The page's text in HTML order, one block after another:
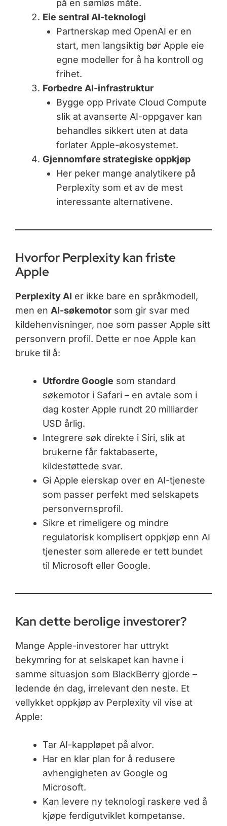
på en sømløs måte.
Eie sentral AI-teknologi
Partnerskap med OpenAI er en
start, men langsiktig bør Apple eie
egne modeller for å ha kontroll og
frihet.
Forbedre AI-infrastruktur
Bygge opp Private Cloud Compute
slik at avanserte AI-oppgaver kan
behandles sikkert uten at data
forlater Apple-økosystemet.
Gjennomføre strategiske oppkjøp
Her peker mange analytikere på
Perplexity som et av de mest
interessante alternativene.
Hvorfor Perplexity kan friste
Apple
Perplexity AI er ikke bare en språkmodell,
men en AI-søkemotorsom gir svar med
kildehenvisninger, noe som passer Apple sitt
personvern profil. Dette er noe Apple kan
bruke til å:
Utfordre Google som standard
søkemotor i Safari – en avtale som i
dag koster Apple rundt 20 milliarder
USD årlig.
Integrere søk direkte i Siri, slik at
brukerne får faktabaserte,
kildestøttede svar.
Gi Apple eierskap over en AI-tjeneste
som passer perfekt med selskapets
personvernsprofil.
Sikre et rimeligere og mindre
regulatorisk komplisert oppkjøp enn AI
tjenester som allerede er tett bundet
til Microsoft eller Google.
Kan dette berolige investorer?
Mange Apple-investorer har uttrykt
bekymring for at selskapet kan havne i
samme situasjon som BlackBerry gjorde –
ledende én dag, irrelevant den neste. Et
vellykket oppkjøp av Perplexity vil vise at
Apple:
Tar AI-kappløpet på alvor.
Har en klar plan for å redusere
avhengigheten av Google og
Microsoft.
Kan levere ny teknologi raskere ved å
kjøpe ferdigutviklet kompetanse.